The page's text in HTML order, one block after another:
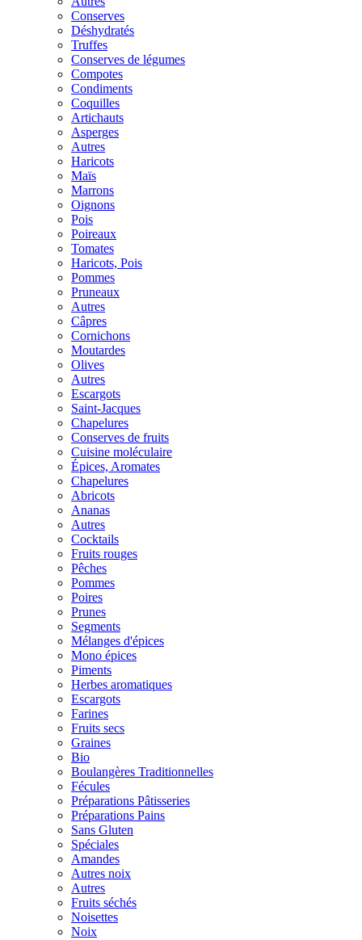
Conserves
Déshydratés
Truffes
Conserves de légumes
Compotes
Condiments
Coquilles
Artichauts
Asperges
Autres
Haricots
Maïs
Marrons
Oignons
Pois
Poireaux
Tomates
Haricots, Pois
Pommes
Pruneaux
Autres
Câpres
Cornichons
Moutardes
Olives
Autres
Escargots
Saint-Jacques
Chapelures
Conserves de fruits
Cuisine moléculaire
Épices, Aromates
Chapelures
Abricots
Ananas
Autres
Cocktails
Fruits rouges
Pêches
Pommes
Poires
Prunes
Segments
Mélanges d'épices
Mono épices
Piments
Herbes aromatiques
Escargots
Farines
Fruits secs
Graines
Bio
Boulangères Traditionnelles
Fécules
Préparations Pâtisseries
Préparations Pains
Sans Gluten
Spéciales
Amandes
Autres noix
Autres
Fruits séchés
Noisettes
Noix